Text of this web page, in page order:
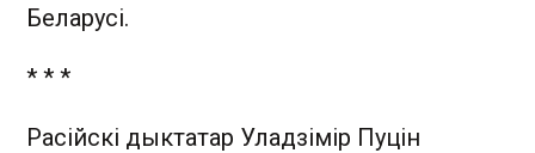
Беларусі.
* * *
Расійскі дыктатар Уладзімір Пуцін